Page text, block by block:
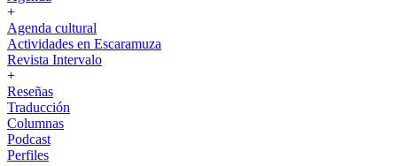
+
Agenda cultural
Actividades en Escaramuza
Revista Intervalo
+
Reseñas
Traducción
Columnas
Podcast
Perfiles